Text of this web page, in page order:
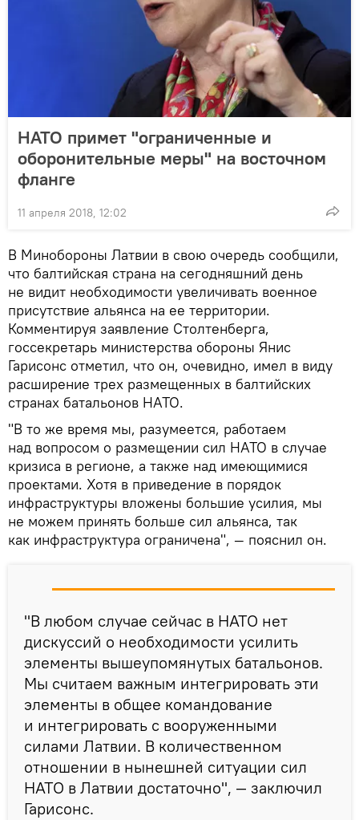
НАТО примет "ограниченные и
оборонительные меры" на восточном
фланге
11 апреля 2018, 12:02
В Минобороны Латвии в свою очередь сообщили,
что балтийская страна на сегодняшний день
не видит необходимости увеличивать военное
присутствие альянса на ее территории.
Комментируя заявление Столтенберга,
госсекретарь министерства обороны Янис
Гарисонс отметил, что он, очевидно, имел в виду
расширение трех размещенных в балтийских
странах батальонов НАТО.
"В то же время мы, разумеется, работаем
над вопросом о размещении сил НАТО в случае
кризиса в регионе, а также над имеющимися
проектами. Хотя в приведение в порядок
инфраструктуры вложены большие усилия, мы
не можем принять больше сил альянса, так
как инфраструктура ограничена", — пояснил он.
"В любом случае сейчас в НАТО нет
дискуссий о необходимости усилить
элементы вышеупомянутых батальонов.
Мы считаем важным интегрировать эти
элементы в общее командование
и интегрировать с вооруженными
силами Латвии. В количественном
отношении в нынешней ситуации сил
НАТО в Латвии достаточно", — заключил
Гарисонс.